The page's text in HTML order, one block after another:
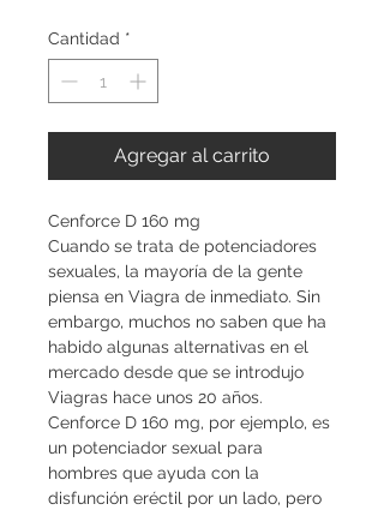
Cantidad *
Agregar al carrito
Cenforce D 160 mg
Cuando se trata de potenciadores
sexuales, la mayoría de la gente
piensa en Viagra de inmediato. Sin
embargo, muchos no saben que ha
habido algunas alternativas en el
mercado desde que se introdujo
Viagras hace unos 20 años.
Cenforce D 160 mg, por ejemplo, es
un potenciador sexual para
hombres que ayuda con la
disfunción eréctil por un lado, pero